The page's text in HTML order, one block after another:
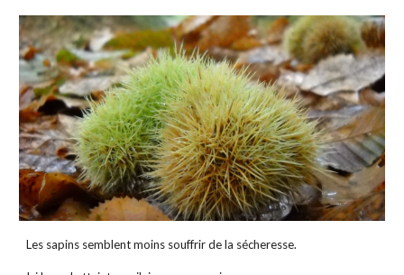
Les sapins semblent moins souffrir de la sécheresse.